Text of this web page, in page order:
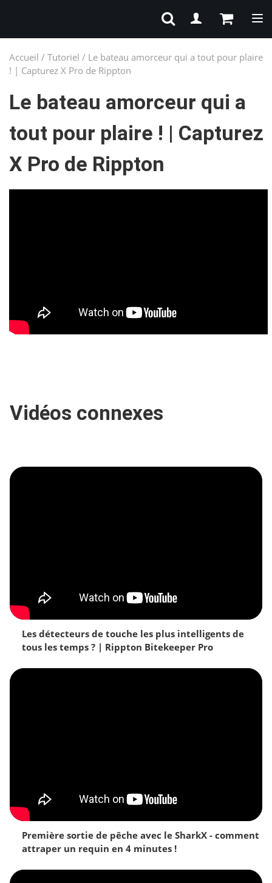
Accueil / Tutoriel / Le bateau amorceur qui a tout pour plaire
! | Capturez X Pro de Rippton
Le bateau amorceur qui a
tout pour plaire ! | Capturez
X Pro de Rippton
Vidéos connexes
Les détecteurs de touche les plus intelligents de
tous les temps ? | Rippton Bitekeeper Pro
Première sortie de pêche avec le SharkX - comment
attraper un requin en 4 minutes !